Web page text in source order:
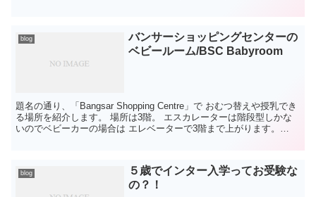
blog
バンサーショッピングセンターの
ベビールーム/BSC Babyroom
題名の通り、「Bangsar Shopping Centre」で おむつ替えや授乳でき
る場所を紹介します。 場所は3階。 エスカレーターは階段型しかな
いのでベビーカーの場合は エレベーターで3階まで上がります。
blog
５歳でインター入学ってお受験な
の？！